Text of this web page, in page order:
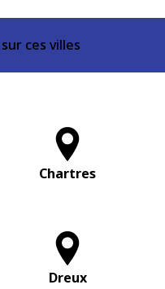
ces villes
Chartres
Dreux